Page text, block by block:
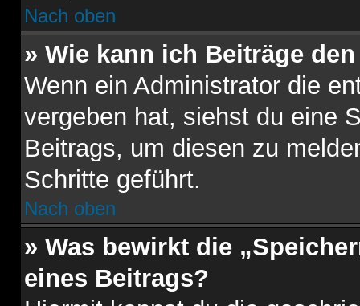
Nach oben
» Wie kann ich Beiträge
Wenn ein Administrator die
vergeben hat, siehst du eine
Beitrags, um diesen zu
Schritte geführt.
Nach oben
» Was bewirkt die
eines Beitrags?